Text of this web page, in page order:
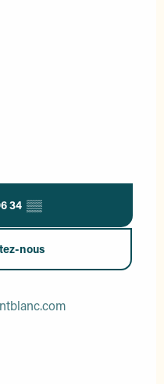
34 ▒▒
nous